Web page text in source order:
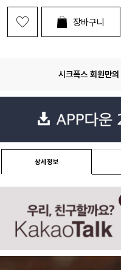
장바구니
시크폭스 회원만의
상세정보